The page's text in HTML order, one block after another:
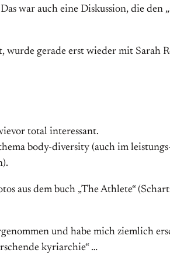
war auch eine Diskussion, die den
wurde gerade erst wieder mit Sarah
total interessant.
body-diversity (auch im
aus dem buch „The Athlete“
und habe mich ziemlich
kyriarchie“ …